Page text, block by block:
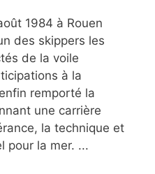
1984 à Rouen
des skippers les
de la voile
à la
remporté la
une carrière
la technique et
pour la mer. ...